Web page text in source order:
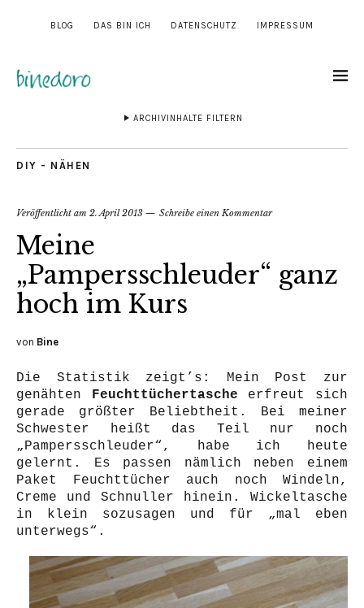
BLOG DAS BIN ICH DATENSCHUTZ IMPRESSUM
ARCHIVINHALTE FILTERN
DIY - NÄHEN
Veröffentlicht am 2. April 2013 Schreibe einen Kommentar
Meine
„Pampersschleuder“ ganz
hoch im Kurs
von Bine
Die Statistik zeigt’s: Mein Post zur
genähten Feuchttüchertasche erfreut sich
gerade größter Beliebtheit. Bei meiner
Schwester heißt das Teil nur noch
„Pampersschleuder“, habe ich heute
gelernt. Es passen nämlich neben einem
Paket Feuchttücher auch noch Windeln,
Creme und Schnuller hinein. Wickeltasche
in klein sozusagen und für „mal eben
unterwegs“.